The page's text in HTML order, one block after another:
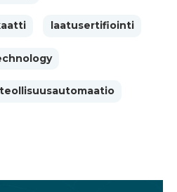
laatusertifiointi
teollisuusautomaatio